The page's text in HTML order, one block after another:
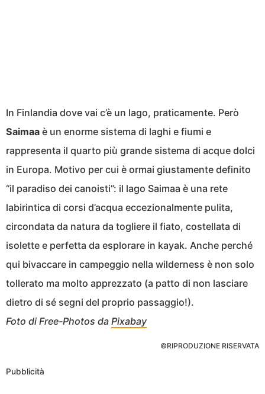
In Finlandia dove vai c’è un lago, praticamente. Però
Saimaa è un enorme sistema di laghi e fiumi e
rappresenta il quarto più grande sistema di acque dolci
in Europa. Motivo per cui è ormai giustamente definito
“il paradiso dei canoisti”: il lago Saimaa è una rete
labirintica di corsi d’acqua eccezionalmente pulita,
circondata da natura da togliere il fiato, costellata di
isolette e perfetta da esplorare in kayak. Anche perché
qui bivaccare in campeggio nella wilderness è non solo
tollerato ma molto apprezzato (a patto di non lasciare
dietro di sé segni del proprio passaggio!).
Foto di Free-Photos da Pixabay
©RIPRODUZIONE RISERVATA
Pubblicità